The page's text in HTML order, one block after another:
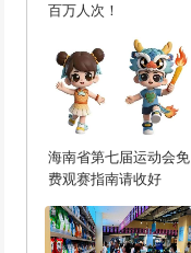
百万人次！
海南省第七届运动会免
费观赛指南请收好